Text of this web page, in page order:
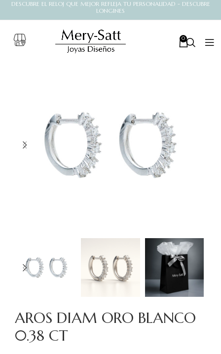
DESCUBRE EL RELOJ QUE MEJOR REFLEJA TU PERSONALIDAD - DESCUBRE
LONGINES
0
AROS DIAM ORO BLANCO
0.38 CT